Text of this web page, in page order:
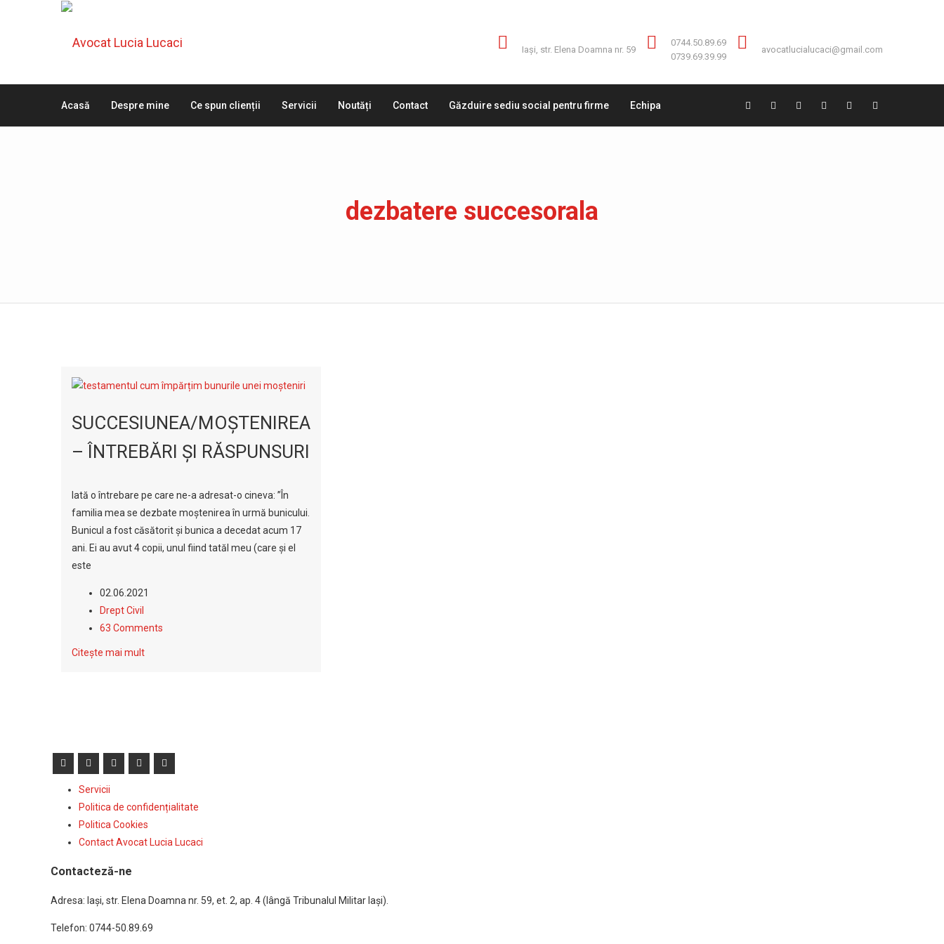
Iaşi, str. Elena Doamna nr. 59
0744.50.89.69
0739.69.39.99
avocatlucialucaci@gmail.com
Acasă Despre mine Ce spun clienții Servicii Noutăți Contact Găzduire sediu social pentru firme Echipa
dezbatere succesorala
SUCCESIUNEA/MOŞTENIREA
– ÎNTREBĂRI ŞI RĂSPUNSURI
Iată o întrebare pe care ne-a adresat-o cineva: ”În
familia mea se dezbate moștenirea în urmă bunicului.
Bunicul a fost căsătorit și bunica a decedat acum 17
ani. Ei au avut 4 copii, unul fiind tatăl meu (care și el
este
02.06.2021
Drept Civil
63 Comments
Citește mai mult
Servicii
Politica de confidențialitate
Politica Cookies
Contact Avocat Lucia Lucaci
Contacteză-ne
Adresa: Iaşi, str. Elena Doamna nr. 59, et. 2, ap. 4 (lângă Tribunalul Militar Iaşi).
Telefon: 0744-50.89.69